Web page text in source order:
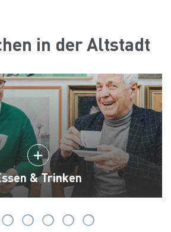
in der Altstadt
& Trinken